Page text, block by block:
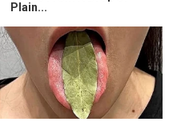
Plain...